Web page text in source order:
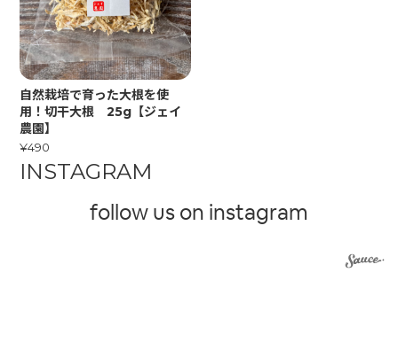
自然栽培で育った大根を使
用！切干大根 25g【ジェイ
農園】
¥490
INSTAGRAM
follow us on instagram